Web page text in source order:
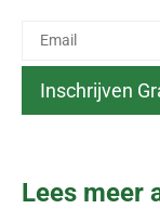
Lees meer